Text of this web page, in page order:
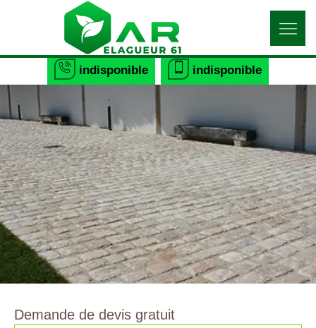
indisponible indisponible
Demande de devis gratuit